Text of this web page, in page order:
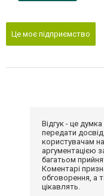
Це моє підприємство
Відгук - це
передати
користувачам
аргументацією
багатьом
Коментарі
обговорення, а
цікавлять.